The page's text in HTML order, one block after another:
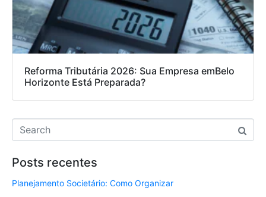
Reforma Tributária 2026: Sua Empresa emBelo
Horizonte Está Preparada?
Posts recentes
Planejamento Societário: Como Organizar